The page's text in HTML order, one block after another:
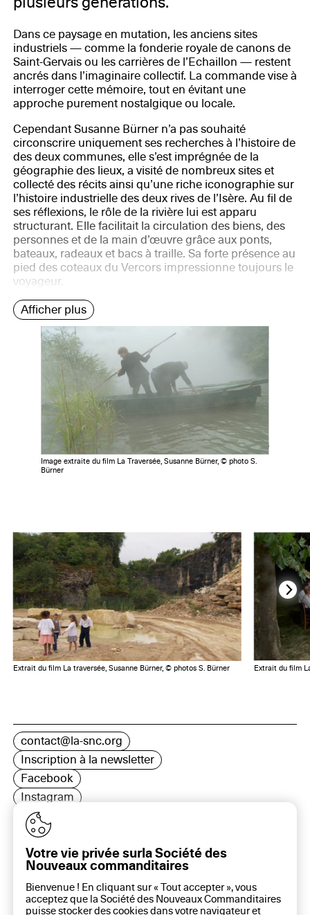
Dans ce paysage en mutation, les anciens sites
industriels — comme la fonderie royale de canons de
Saint-Gervais ou les carrières de l’Echaillon — restent
ancrés dans l’imaginaire collectif. La commande vise à
interroger cette mémoire, tout en évitant une
approche purement nostalgique ou locale.
Cependant Susanne Bürner n’a pas souhaité
circonscrire uniquement ses recherches à l’histoire de
des deux communes, elle s’est imprégnée de la
géographie des lieux, a visité de nombreux sites et
collecté des récits ainsi qu’une riche iconographie sur
l’histoire industrielle des deux rives de l’Isère. Au fil de
ses réflexions, le rôle de la rivière lui est apparu
structurant. Elle facilitait la circulation des biens, des
personnes et de la main d’œuvre grâce aux ponts,
bateaux, radeaux et bacs à traille. Sa forte présence au
pied des coteaux du Vercors impressionne toujours le
voyageur.
Afficher plus
Image extraite du film La Traversée, Susanne Bürner, © photo S.
Bürner
Extrait du film La traversée, Susanne Bürner, © photos S. Bürner Extrait du film
contact@la-snc.org
Inscription à la newsletter
Facebook
Instagram
LinkedIn
16 rue Rambuteau, 75003 Paris
Plan du site
Aide sur ce site
Votre vie privée surla Société des
Nouveaux commanditaires
Bienvenue ! En cliquant sur « Tout accepter », vous
acceptez que la Société des Nouveaux Commanditaires
puisse stocker des cookies dans votre navigateur et